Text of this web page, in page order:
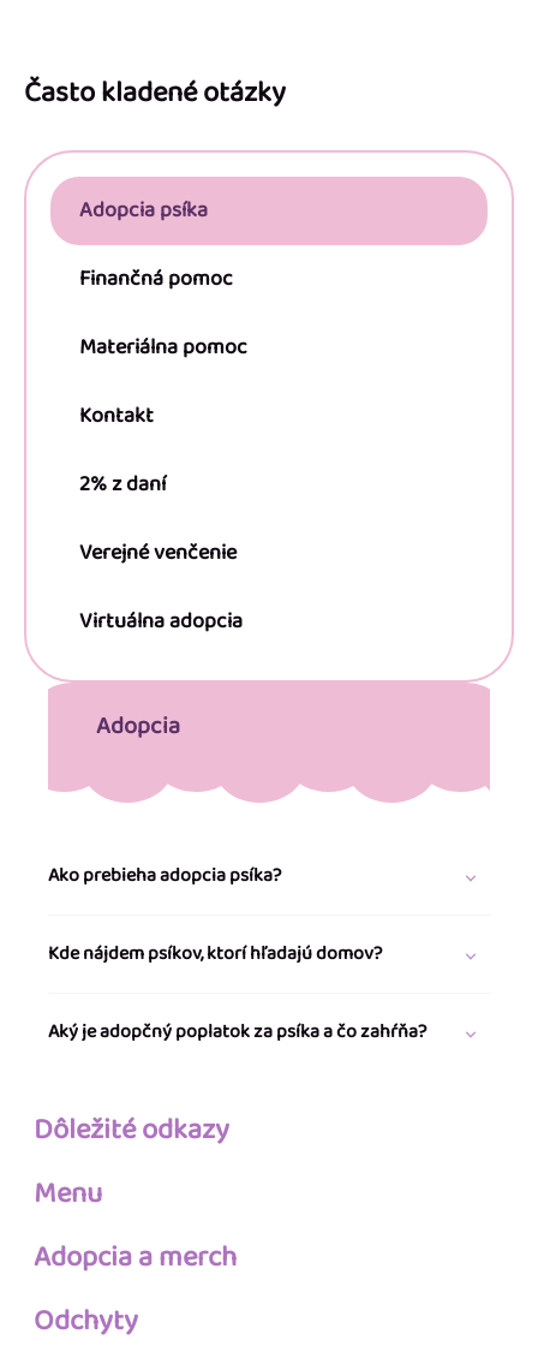
Často kladené otázky
Adopcia psíka
Finančná pomoc
Materiálna pomoc
Kontakt
2% z daní
Verejné venčenie
Virtuálna adopcia
Adopcia
Ako prebieha adopcia psíka?
Kde nájdem psíkov, ktorí hľadajú domov?
Aký je adopčný poplatok za psíka a čo zahŕňa?
Dôležité odkazy
Menu
Adopcia a merch
Odchyty